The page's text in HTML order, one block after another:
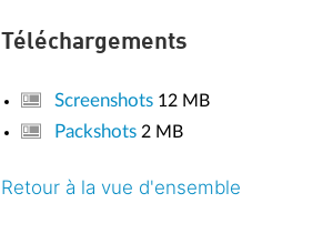
Téléchargements
Screenshots 12 MB
Packshots 2 MB
Retour à la vue d'ensemble